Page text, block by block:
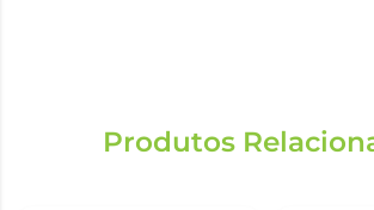
Produtos